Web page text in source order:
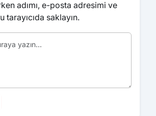
adımı, e-posta adresimi ve
tarayıcıda saklayın.